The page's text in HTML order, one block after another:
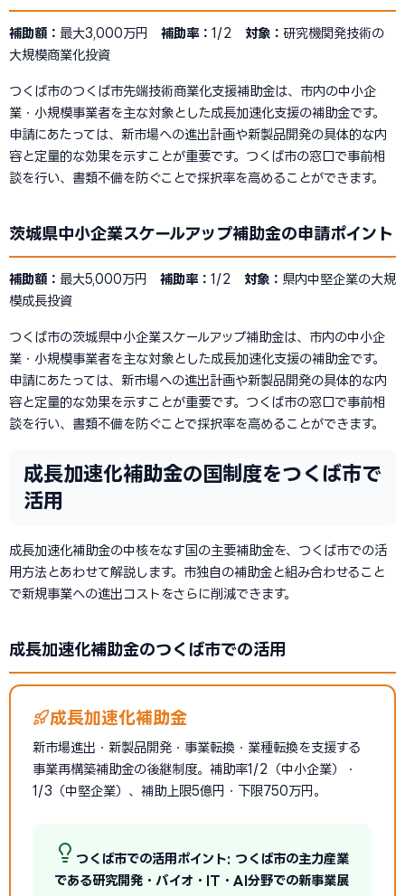
補助額： 最大3,000万円 補助率： 1/2 対象： 研究機関発技術の
大規模商業化投資
つくば市のつくば市先端技術商業化支援補助金は、市内の中小企
業・小規模事業者を主な対象とした成長加速化支援の補助金です。
申請にあたっては、新市場への進出計画や新製品開発の具体的な内
容と定量的な効果を示すことが重要です。つくば市の窓口で事前相
談を行い、書類不備を防ぐことで採択率を高めることができます。
茨城県中小企業スケールアップ補助金の申請ポイント
補助額： 最大5,000万円 補助率： 1/2 対象： 県内中堅企業の大規
模成長投資
つくば市の茨城県中小企業スケールアップ補助金は、市内の中小企
業・小規模事業者を主な対象とした成長加速化支援の補助金です。
申請にあたっては、新市場への進出計画や新製品開発の具体的な内
容と定量的な効果を示すことが重要です。つくば市の窓口で事前相
談を行い、書類不備を防ぐことで採択率を高めることができます。
成長加速化補助金の国制度をつくば市で
活用
成長加速化補助金の中核をなす国の主要補助金を、つくば市での活
用方法とあわせて解説します。市独自の補助金と組み合わせること
で新規事業への進出コストをさらに削減できます。
成長加速化補助金のつくば市での活用
成長加速化補助金
新市場進出・新製品開発・事業転換・業種転換を支援する
事業再構築補助金の後継制度。補助率1/2（中小企業）・
1/3（中堅企業）、補助上限5億円・下限750万円。
つくば市での活用ポイント: つくば市の主力産業
である研究開発・バイオ・IT・AI分野での新事業展